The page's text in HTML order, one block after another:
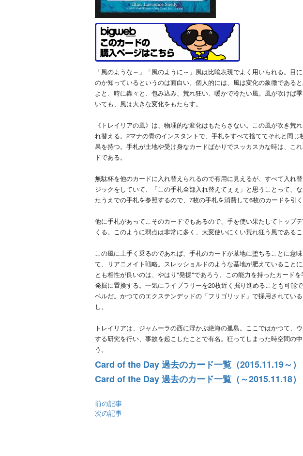
「風のような～」「風のように～」風は比喩表現でよく用いられる。目
のか知っているというのは面白い。個人的には、風は変化の象徴である
よと、時に轟々と、包み込み、荒れ狂い、暖かで冷たい風。風が吹けば
いても、風は大きな変化をもたらす。
《トレイリアの風》は、物理的な変化はもたらさない。この風が吹き荒
れ替える。2マナの青のインスタントで、手札をすべて捨ててそれと同
果を持つ。手札が土地や受け身なカードばかりでスッカスカな時は、こ
ドである。
無駄杯を他のカードに入れ替えられるので有用に見えるが、すべて入れ
ジックをしていて、「この手札全部入れ替えてぇぇ」と思うことって、
たうえでの手札を参照するので、7枚の手札を消費して6枚のカードを引
他に手札があってこそのカードでもあるので、手を使い果たしてトップ
くる。このように弱点は非常に多く、大変使いにくい荒れ狂う風である
この風に上手く乗るのであれば、手札のカードが墓地に堕ちることに意
て、リアニメイト戦略。スレッショルドのような墓地が肥えていること
とも相性が良いのは、やはり"発掘"であろう。この能力を持ったカード
発掘に置換する。一気にライブラリーを20枚近く掘り進めることも可能
ベルだ。かつてのエクステンデッドの「フリゴリッド」で採用されてい
し。
トレイリアは、ジャムーラの西に浮かぶ絶海の孤島。ここではかつて、
する研究を行い、事故を起こしたことで有名。狂ってしまった時空間の
う。
Card of the Day 過去のカード一覧（2015.11.19～）
Card of the Day 過去のカード一覧（～2015.11.18）
前の記事
次の記事